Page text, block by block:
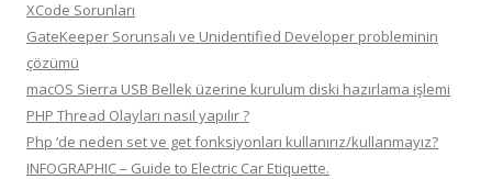
XCode Sorunları
GateKeeper Sorunsalı ve Unidentified Developer probleminin
çözümü
macOS Sierra USB Bellek üzerine kurulum diski hazırlama işlemi
PHP Thread Olayları nasıl yapılır ?
Php ‘de neden set ve get fonksiyonları kullanırız/kullanmayız?
INFOGRAPHIC – Guide to Electric Car Etiquette.